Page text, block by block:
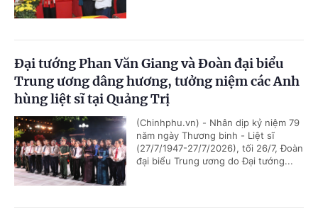
Đại tướng Phan Văn Giang và Đoàn đại biểu
Trung ương dâng hương, tưởng niệm các Anh
hùng liệt sĩ tại Quảng Trị
(Chinhphu.vn) - Nhân dịp kỷ niệm 79
năm ngày Thương binh - Liệt sĩ
(27/7/1947-27/7/2026), tối 26/7, Đoàn
đại biểu Trung ương do Đại tướng...